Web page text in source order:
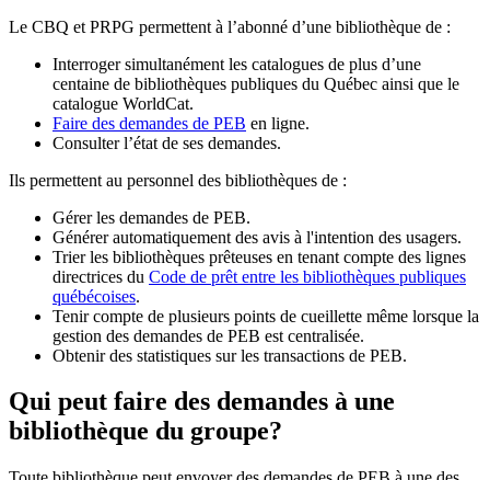
Le CBQ et PRPG permettent à l’abonné d’une bibliothèque de :
Interroger simultanément les catalogues de plus d’une
centaine de bibliothèques publiques du Québec ainsi que le
catalogue WorldCat.
Faire des demandes de PEB en ligne.
Consulter l’état de ses demandes.
Ils permettent au personnel des bibliothèques de :
Gérer les demandes de PEB.
Générer automatiquement des avis à l'intention des usagers.
Trier les bibliothèques prêteuses en tenant compte des lignes
directrices du Code de prêt entre les bibliothèques publiques
québécoises.
Tenir compte de plusieurs points de cueillette même lorsque la
gestion des demandes de PEB est centralisée.
Obtenir des statistiques sur les transactions de PEB.
Qui peut faire des demandes à une
bibliothèque du groupe?